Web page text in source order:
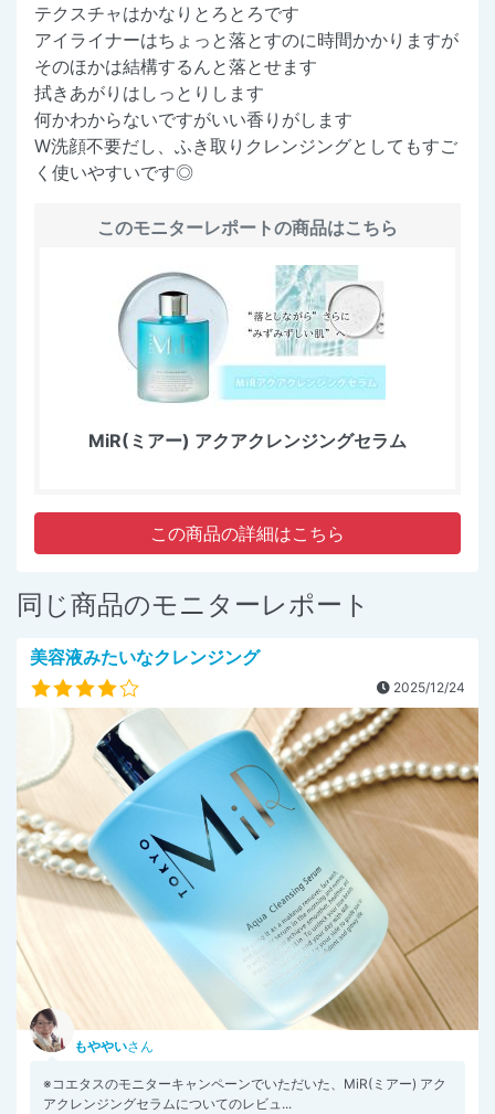
テクスチャはかなりとろとろです
アイライナーはちょっと落とすのに時間かかりますが
そのほかは結構するんと落とせます
拭きあがりはしっとりします
何かわからないですがいい香りがします
W洗顔不要だし、ふき取りクレンジングとしてもすご
く使いやすいです◎
このモニターレポートの商品はこちら
MiR(ミアー) アクアクレンジングセラム
この商品の詳細はこちら
同じ商品のモニターレポート
美容液みたいなクレンジング
2025/12/24
もややいさん
※コエタスのモニターキャンペーンでいただいた、MiR(ミアー) アク
アクレンジングセラムについてのレビュ...